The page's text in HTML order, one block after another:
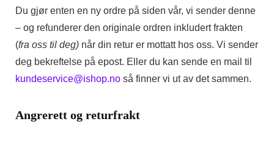
Du gjør enten en ny ordre på siden vår, vi sender denne
– og refunderer den originale ordren inkludert frakten
(fra oss til deg) når din retur er mottatt hos oss. Vi sender
deg bekreftelse på epost. Eller du kan sende en mail til
kundeservice@ishop.no så finner vi ut av det sammen.
Angrerett og returfrakt